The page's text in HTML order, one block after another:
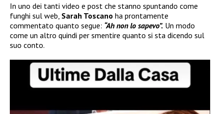
In uno dei tanti video e post che stanno spuntando come
funghi sul web, Sarah Toscano ha prontamente
commentato quanto segue: “Ah non lo sapevo”. Un modo
come un altro quindi per smentire quanto si sta dicendo sul
suo conto.